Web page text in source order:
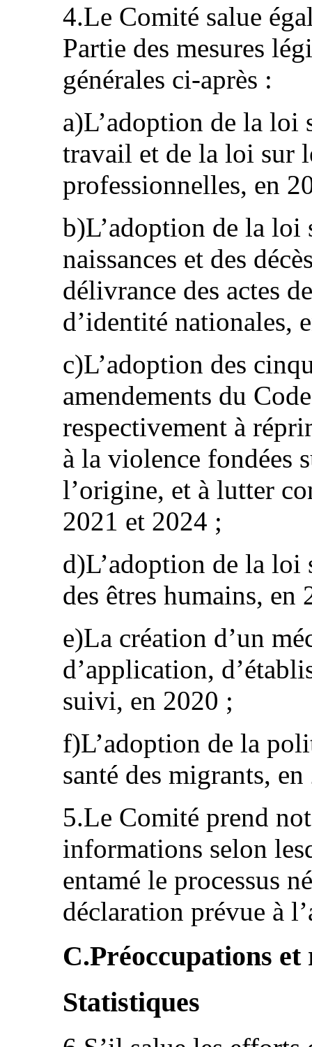
4.Le Comité salue
Partie des mesures
générales ci-après :
a)L’adoption de la loi
travail et de la loi sur
professionnelles, en
b)L’adoption de la loi
naissances et des
délivrance des actes
d’identité nationales,
c)L’adoption des
amendements du
respectivement à
à la violence fondées
l’origine, et à lutter
2021 et 2024 ;
d)L’adoption de la
des êtres humains, en
e)La création d’un
d’application,
suivi, en 2020 ;
f)L’adoption de la
santé des migrants,
5.Le Comité prend
informations selon
entamé le processus
déclaration prévue à
C.Préoccupations
Statistiques